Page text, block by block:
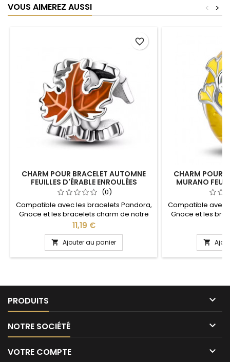
VOUS AIMEREZ AUSSI >
<
CHARM POUR BRACELET AUTOMNE
FEUILLES D'ÉRABLE ENROULÉES
(0)
Compatible avec les bracelets Pandora,
Gnoce et les bracelets charm de notre
site idéal pour : Noël, Saint Valentin,
anniversaire, cadeau, fête
Prix
11,19 €
 Ajouter au panier
favorite_border
CHARM POUR
MURANO
Compatible avec
Gnoce et les

PRODUITS 
NOTRE SOCIÉTÉ 
VOTRE COMPTE 